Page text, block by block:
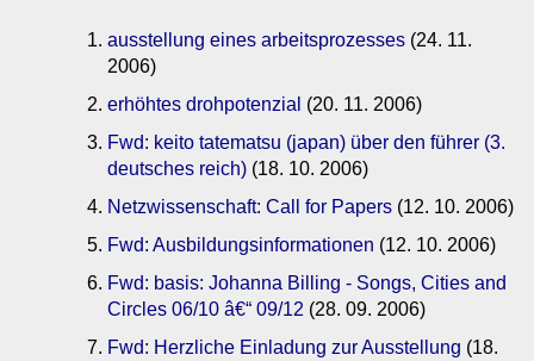
ausstellung eines arbeitsprozesses (24. 11.
2006)
erhöhtes drohpotenzial (20. 11. 2006)
Fwd: keito tatematsu (japan) über den führer (3.
deutsches reich) (18. 10. 2006)
Netzwissenschaft: Call for Papers (12. 10. 2006)
Fwd: Ausbildungsinformationen (12. 10. 2006)
Fwd: basis: Johanna Billing - Songs, Cities and
Circles 06/10 â€“ 09/12 (28. 09. 2006)
Fwd: Herzliche Einladung zur Ausstellung (18.